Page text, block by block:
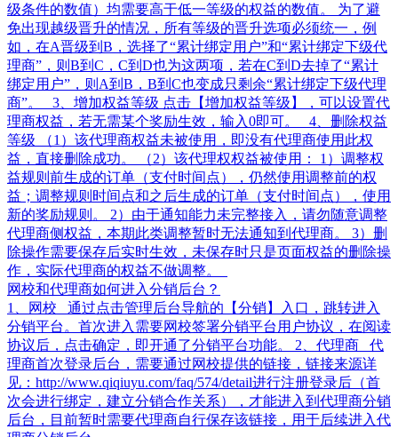
级条件的数值）均需要高于低一等级的权益的数值。 为了避
免出现越级晋升的情况，所有等级的晋升选项必须统一，例
如，在A晋级到B，选择了“累计绑定用户”和“累计绑定下级代
理商”，则B到C，C到D也为这两项，若在C到D去掉了“累计
绑定用户”，则A到B，B到C也变成只剩余“累计绑定下级代理
商”。 3、增加权益等级 点击【增加权益等级】，可以设置代
理商权益，若无需某个奖励生效，输入0即可。 4、删除权益
等级 （1）该代理商权益未被使用，即没有代理商使用此权
益，直接删除成功。 （2）该代理权权益被使用： 1）调整权
益规则前生成的订单（支付时间点），仍然使用调整前的权
益；调整规则时间点和之后生成的订单（支付时间点），使用
新的奖励规则。 2）由于通知能力未完整接入，请勿随意调整
代理商侧权益，本期此类调整暂时无法通知到代理商。 3）删
除操作需要保存后实时生效，未保存时只是页面权益的删除操
作，实际代理商的权益不做调整。
网校和代理商如何进入分销后台？
1、网校 通过点击管理后台导航的【分销】入口，跳转进入
分销平台。首次进入需要网校签署分销平台用户协议，在阅读
协议后，点击确定，即开通了分销平台功能。 2、代理商 代
理商首次登录后台，需要通过网校提供的链接，链接来源详
见：http://www.qiqiuyu.com/faq/574/detail进行注册登录后（首
次会进行绑定，建立分销合作关系），才能进入到代理商分销
后台，目前暂时需要代理商自行保存该链接，用于后续进入代